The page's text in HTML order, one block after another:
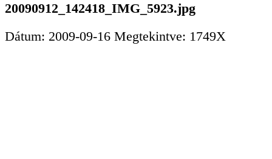
20090912_142418_IMG_5923.jpg
Dátum: 2009-09-16 Megtekintve: 1749X